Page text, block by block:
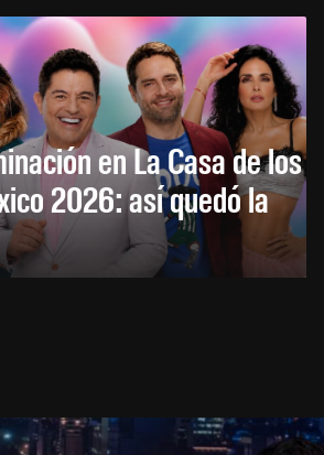
en La Casa de los
2026: así quedó la